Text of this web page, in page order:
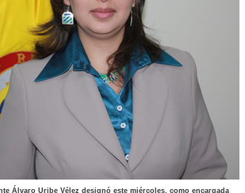
Álvaro Uribe Vélez designó este miércoles, como encargada